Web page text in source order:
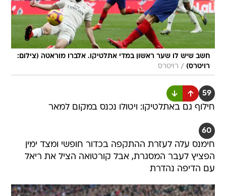
חשב שיש לו שער ראשון במדי אתלטיקו. אלברו מוראטה (צילום:
רויטרס) / רויטרס
59
חילוף גם באתלטיקו: ויטולו נכנס במקום למאר
60
חימנס עלה לעזרת ההתקפה בכדור חופשי ומצד ימין
הפציץ לעבר המסגרת, אבל קורטואה הציל את ריאל
עם הדיפה נהדרת